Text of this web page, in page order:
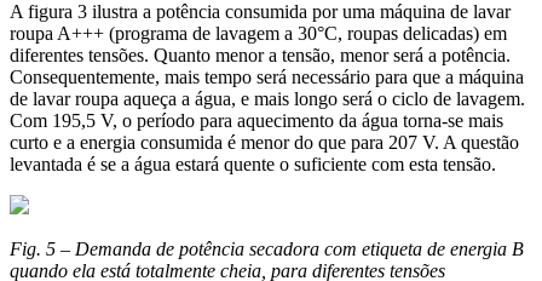
A figura 3 ilustra a potência consumida por uma máquina de lavar
roupa A+++ (programa de lavagem a 30°C, roupas delicadas) em
diferentes tensões. Quanto menor a tensão, menor será a potência.
Consequentemente, mais tempo será necessário para que a máquina
de lavar roupa aqueça a água, e mais longo será o ciclo de lavagem.
Com 195,5 V, o período para aquecimento da água torna-se mais
curto e a energia consumida é menor do que para 207 V. A questão
levantada é se a água estará quente o suficiente com esta tensão.
Fig. 5 – Demanda de potência secadora com etiqueta de energia B
quando ela está totalmente cheia, para diferentes tensões